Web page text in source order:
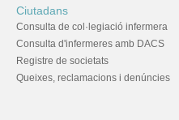
Ciutadans
Consulta de col·legiació infermera
Consulta d'infermeres amb DACS
Registre de societats
Queixes, reclamacions i denúncies